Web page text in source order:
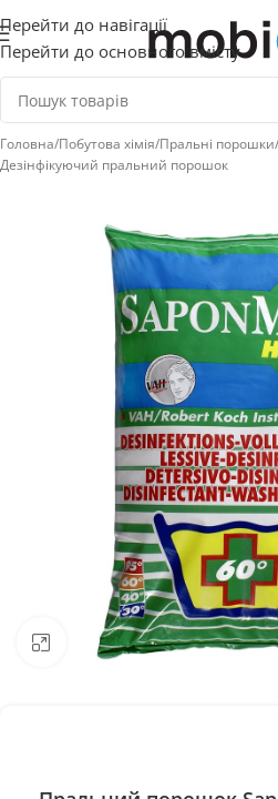
Перейти до навігації
Перейти до основного вмісту
Головна/Побутова хімія/Пральні порошки/
Дезінфікуючий пральний порошок
Натисніть, щоб збільшити